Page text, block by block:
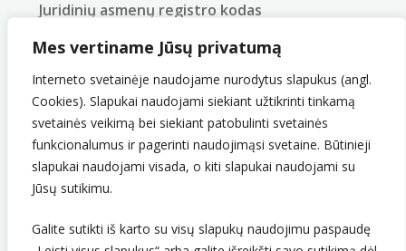
Mes vertiname Jūsų privatumą
Interneto svetainėje naudojame nurodytus slapukus (angl.
Cookies). Slapukai naudojami siekiant užtikrinti tinkamą
svetainės veikimą bei siekiant patobulinti svetainės
funkcionalumus ir pagerinti naudojimąsi svetaine. Būtinieji
slapukai naudojami visada, o kiti slapukai naudojami su
Jūsų sutikimu.
Galite sutikti iš karto su visų slapukų naudojimu paspaudę
Juridinių asmenų registro kodas
PVM mokėtojo kodas
LT907432416